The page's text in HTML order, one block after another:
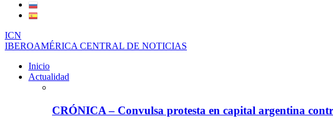
ICN
IBEROAMÉRICA CENTRAL DE NOTICIAS
Inicio
Actualidad
CRÓNICA – Convulsa protesta en capital argentina